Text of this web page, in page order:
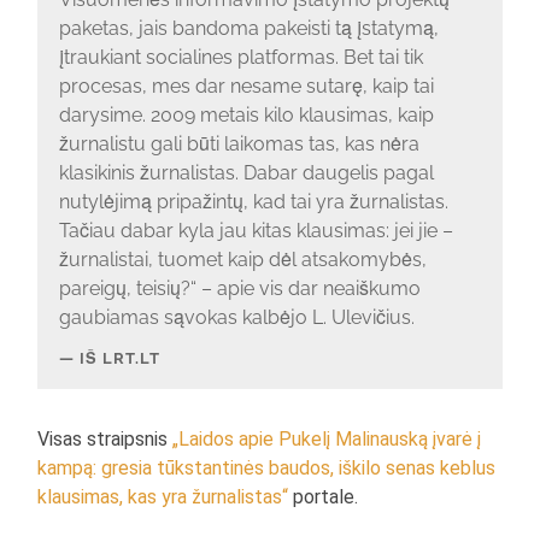
paketas, jais bandoma pakeisti tą įstatymą,
įtraukiant socialines platformas. Bet tai tik
procesas, mes dar nesame sutarę, kaip tai
darysime. 2009 metais kilo klausimas, kaip
žurnalistu gali būti laikomas tas, kas nėra
klasikinis žurnalistas. Dabar daugelis pagal
nutylėjimą pripažintų, kad tai yra žurnalistas.
Tačiau dabar kyla jau kitas klausimas: jei jie –
žurnalistai, tuomet kaip dėl atsakomybės,
pareigų, teisių?“ – apie vis dar neaiškumo
gaubiamas sąvokas kalbėjo L. Ulevičius.
IŠ LRT.LT
Visas straipsnis„Laidos apie Pukelį Malinauską įvarė į
kampą: gresia tūkstantinės baudos, iškilo senas keblus
klausimas, kas yra žurnalistas“ portale.